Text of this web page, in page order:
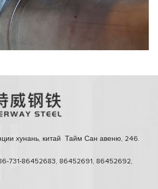
хунань, китай Тайм Сан авеню, 246.
731-86452683, 86452691, 86452692,